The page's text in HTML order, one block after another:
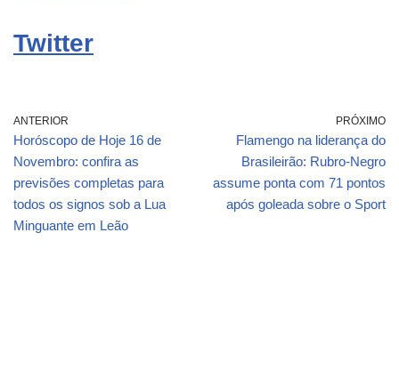
Twitter
ANTERIOR
Horóscopo de Hoje 16 de
Novembro: confira as
previsões completas para
todos os signos sob a Lua
Minguante em Leão
PRÓXIMO
Flamengo na liderança do
Brasileirão: Rubro-Negro
assume ponta com 71 pontos
após goleada sobre o Sport